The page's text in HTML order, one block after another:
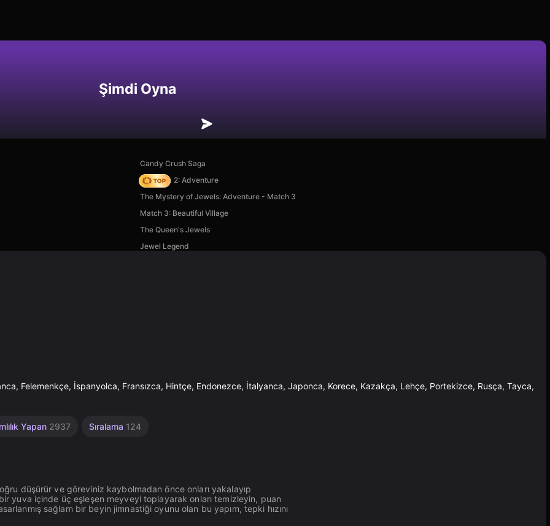
Şimdi Oyna
Candy Crush Saga
Vega Mix 2: Adventure
The Mystery of Jewels: Adventure - Match 3
Match 3: Beautiful Village
The Queen's Jewels
Jewel Legend
Felemenkçe, İspanyolca, Fransızca, Hintçe, Endonezce, İtalyanca, Japonca, Korece, Kazakça, Lehçe, Portekizce, Rusça, Tayca,
Yapan 2937 Sıralama 124
düşürür ve göreviniz kaybolmadan önce onları yakalayıp
yuva içinde üç eşleşen meyveyi toplayarak onları temizleyin, puan
sağlam bir beyin jimnastiği oyunu olan bu yapım, tepki hızını